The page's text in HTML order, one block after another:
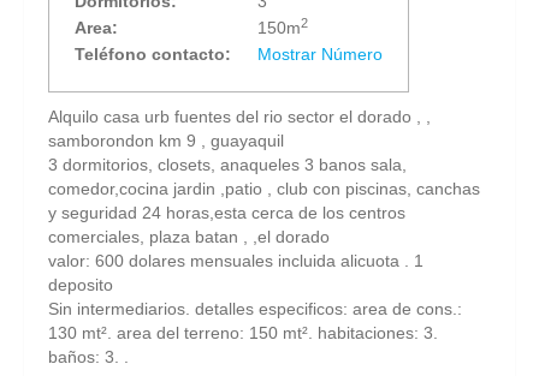
Area:
150m2
Teléfono contacto: Mostrar Número
Alquilo casa urb fuentes del rio sector el dorado , ,
samborondon km 9 , guayaquil
3 dormitorios, closets, anaqueles 3 banos sala,
comedor,cocina jardin ,patio , club con piscinas, canchas
y seguridad 24 horas,esta cerca de los centros
comerciales, plaza batan , ,el dorado
valor: 600 dolares mensuales incluida alicuota . 1
deposito
Sin intermediarios. detalles especificos: area de cons.:
130 mt². area del terreno: 150 mt². habitaciones: 3.
baños: 3. .